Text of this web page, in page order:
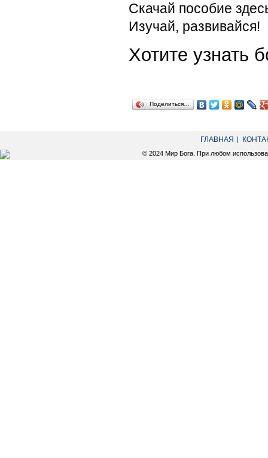
Скачай пособие
Изучай, развивайся!
Хотите
Поделиться…
ГЛАВНАЯ
© 2024 Мир Бога. При любом